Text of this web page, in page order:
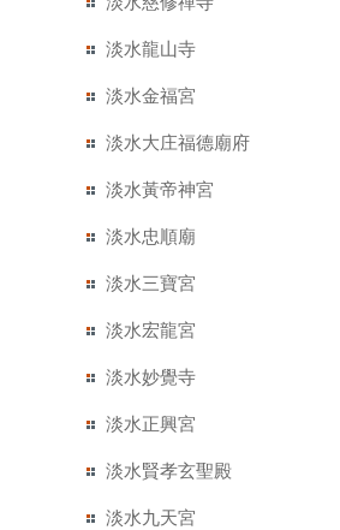
淡水龍山寺
淡水金福宮
淡水大庄福德廟府
淡水黃帝神宮
淡水忠順廟
淡水三寶宮
淡水宏龍宮
淡水妙覺寺
淡水正興宮
淡水賢孝玄聖殿
淡水九天宮